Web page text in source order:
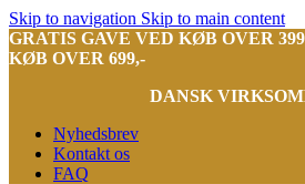
Skip to navigation Skip to main content
GRATIS GAVE VED KØB OVER
KØB OVER 699,-
DANSK
Nyhedsbrev
Kontakt os
FAQ